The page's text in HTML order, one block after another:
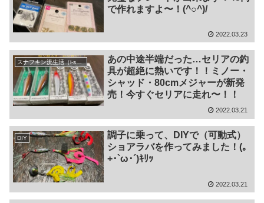
で作れますよ〜！(^○^)/
2022.03.23
スナフキン流生活（i-smart・DIY・FIRE等 雑記)
あの中途半端だった…セリアの釣
具が超絶に熱いです！！ミノー・
シャッド・80cmメジャーが新発
売！今すぐセリアに走れ〜！！
2022.03.21
DIY
調子に乗って、DIYで（可動式）
ショアラバを作ってみました！(｡
+･`ω･´)ｷﾘｯ
2022.03.21